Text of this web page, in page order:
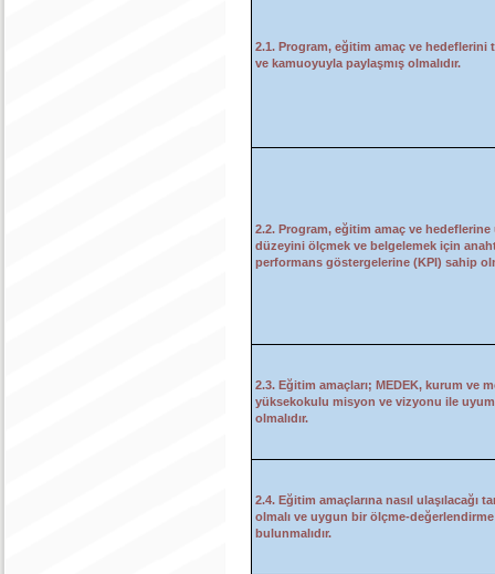
2.1. Program, eğitim amaç ve hedeflerini
ve kamuoyuyla paylaşmış olmalıdır.
2.2. Program, eğitim amaç ve hedeflerine
düzeyini ölçmek ve belgelemek için
performans göstergelerine (KPI) sahip
2.3. Eğitim amaçları; MEDEK, kurum ve
yüksekokulu misyon ve vizyonu ile
olmalıdır.
2.4. Eğitim amaçlarına nasıl ulaşılacağı
olmalı ve uygun bir ölçme-
bulunmalıdır.